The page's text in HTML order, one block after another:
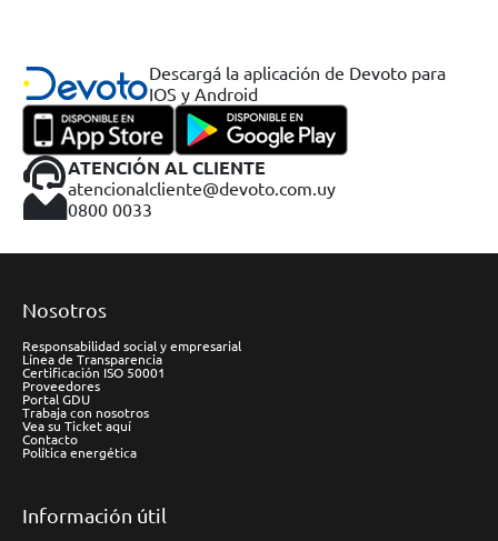
Descargá la aplicación de Devoto para
IOS y Android
ATENCIÓN AL CLIENTE
atencionalcliente@devoto.com.uy
0800 0033
Nosotros
Responsabilidad social y empresarial
Línea de Transparencia
Certificación ISO 50001
Proveedores
Portal GDU
Trabaja con nosotros
Vea su Ticket aquí
Contacto
Política energética
Información útil